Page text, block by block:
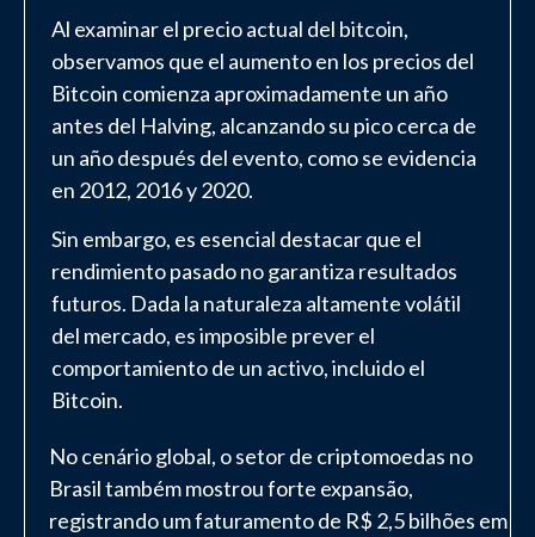
Al examinar el precio actual del bitcoin,
observamos que el aumento en los precios del
Bitcoin comienza aproximadamente un año
antes del Halving, alcanzando su pico cerca de
un año después del evento, como se evidencia
en 2012, 2016 y 2020.
Sin embargo, es esencial destacar que el
rendimiento pasado no garantiza resultados
futuros. Dada la naturaleza altamente volátil
del mercado, es imposible prever el
comportamiento de un activo, incluido el
Bitcoin.
No cenário global, o setor de criptomoedas no
Brasil também mostrou forte expansão,
registrando um faturamento de R$ 2,5 bilhões em